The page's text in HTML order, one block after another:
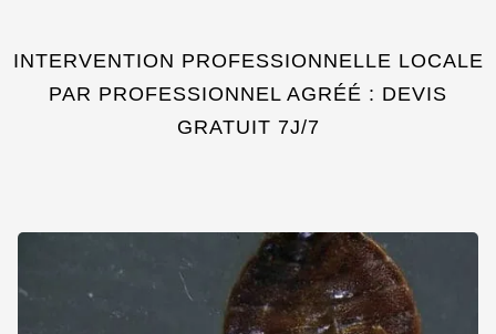
INTERVENTION PROFESSIONNELLE LOCALE
PAR PROFESSIONNEL AGRÉÉ : DEVIS
GRATUIT 7J/7